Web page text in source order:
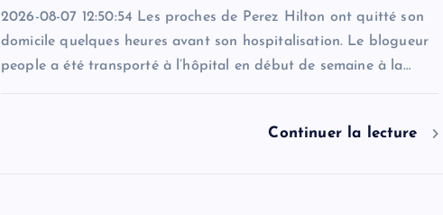
2026-08-07 12:50:54 Les proches de Perez Hilton ont quitté son
domicile quelques heures avant son hospitalisation. Le blogueur
people a été transporté à l’hôpital en début de semaine à la…
Continuer la lecture